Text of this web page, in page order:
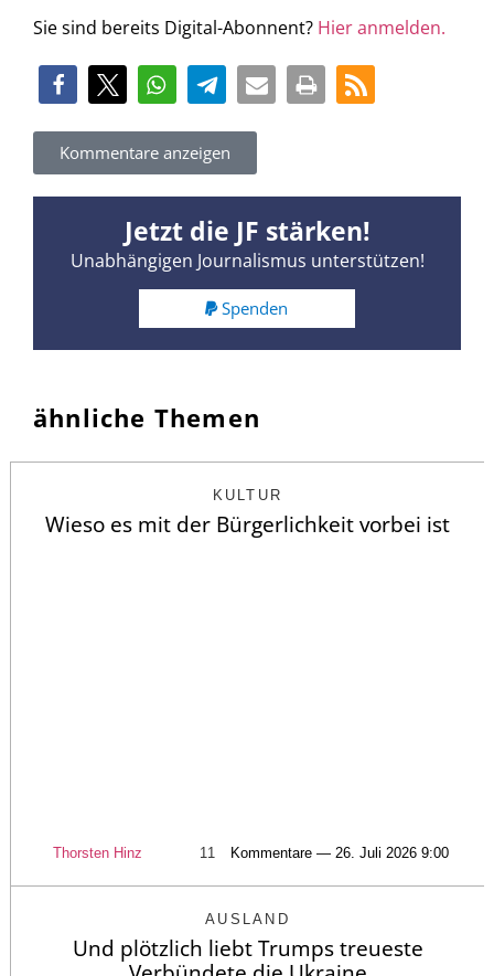
Sie sind bereits Digital-Abonnent? Hier anmelden.
Kommentare anzeigen
Jetzt die JF stärken!
Unabhängigen Journalismus unterstützen!
Spenden
ähnliche Themen
KULTUR
Wieso es mit der Bürgerlichkeit vorbei ist
Thorsten Hinz 11 Kommentare — 26. Juli 2026 9:00
AUSLAND
Und plötzlich liebt Trumps treueste